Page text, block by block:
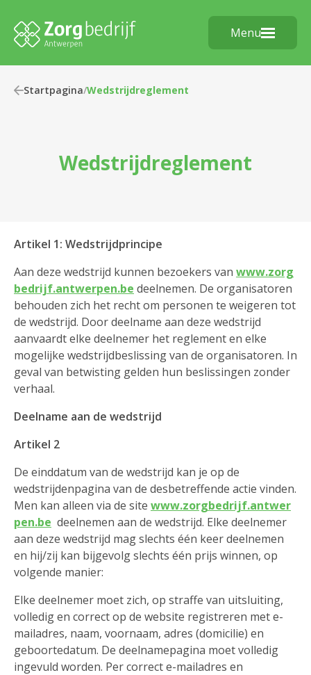
Menu
Startpagina/Wedstrijdreglement
Wedstrijdreglement
Artikel 1: Wedstrijdprincipe
Aan deze wedstrijd kunnen bezoekers van www.zorg
bedrijf.antwerpen.be deelnemen. De organisatoren
behouden zich het recht om personen te weigeren tot
de wedstrijd. Door deelname aan deze wedstrijd
aanvaardt elke deelnemer het reglement en elke
mogelijke wedstrijdbeslissing van de organisatoren. In
geval van betwisting gelden hun beslissingen zonder
verhaal.
Deelname aan de wedstrijd
Artikel 2
De einddatum van de wedstrijd kan je op de
wedstrijdenpagina van de desbetreffende actie vinden.
Men kan alleen via de site www.zorgbedrijf.antwer
pen.be deelnemen aan de wedstrijd. Elke deelnemer
aan deze wedstrijd mag slechts één keer deelnemen
en hij/zij kan bijgevolg slechts één prijs winnen, op
volgende manier:
Elke deelnemer moet zich, op straffe van uitsluiting,
volledig en correct op de website registreren met e-
mailadres, naam, voornaam, adres (domicilie) en
geboortedatum. De deelnamepagina moet volledig
ingevuld worden. Per correct e-mailadres en